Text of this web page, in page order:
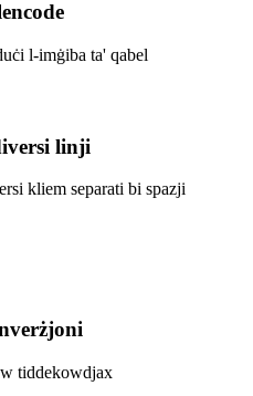
l-imġiba ta' qabel
linji
kliem separati bi spazji
tiddekowdjax